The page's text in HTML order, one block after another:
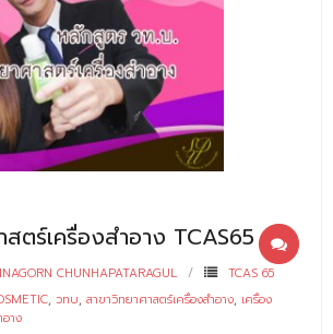
าศาสตร์และเทคโนโลยี
เตอร์
งสำอาง
วามปลอดภัย
สตร์เครื่องสำอาง TCAS65
CHUNHAPATARAGUL
TCAS 65
, วทบ, สาขาวิทยาศาสตร์เครื่องสำอาง, เครื่อง
อาง